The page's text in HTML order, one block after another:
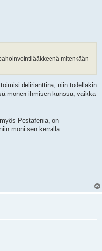
mitenkään
delirianttina, niin todellakin
monen ihmisen kanssa, vaikka
Postafenia, on
moni sen kerralla